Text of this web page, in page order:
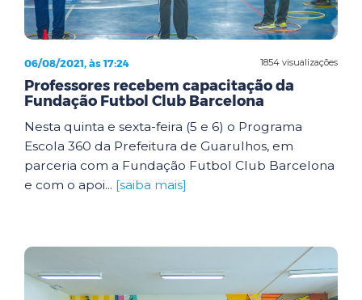
1854 visualizações
06/08/2021, às 17:24
Professores recebem capacitação da
Fundação Futbol Club Barcelona
Nesta quinta e sexta-feira (5 e 6) o Programa
Escola 360 da Prefeitura de Guarulhos, em
parceria com a Fundação Futbol Club Barcelona
e com o apoi... [saiba mais]